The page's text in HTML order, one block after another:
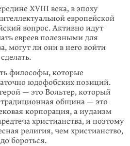
XVIII века, в эпоху
европейской
вопрос. Активно идут
евреев полезными для
могут ли они в него войти
философы, которые
юдофобских позиций.
— это Вольтер, который
традиционная община — это
корпорация, а иудаизм
христианства, и поэтому
религия, чем христианство,
бороться.